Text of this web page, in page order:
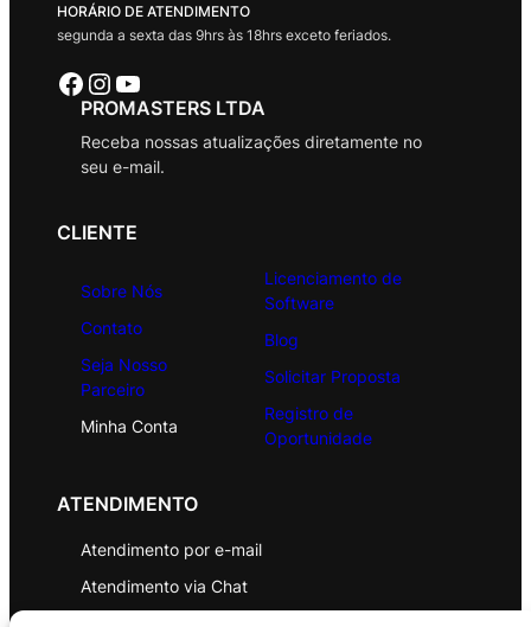
HORÁRIO DE ATENDIMENTO
segunda a sexta das 9hrs às 18hrs exceto feriados.
Facebook Instagram Youtube
PROMASTERS LTDA
Receba nossas atualizações diretamente no
seu e-mail.
CLIENTE
Sobre Nós
Contato
Seja Nosso
Parceiro
Minha Conta
Licenciamento de
Software
Blog
Solicitar Proposta
Registro de
Oportunidade
ATENDIMENTO
Atendimento por e-mail
Atendimento via Chat